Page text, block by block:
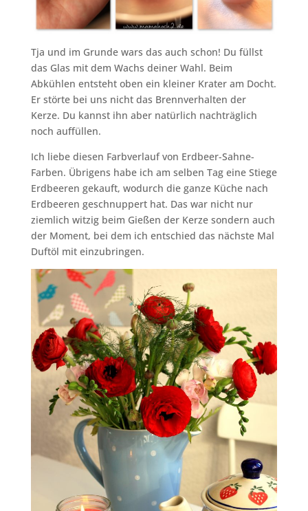
Tja und im Grunde wars das auch schon! Du füllst
das Glas mit dem Wachs deiner Wahl. Beim
Abkühlen entsteht oben ein kleiner Krater am Docht.
Er störte bei uns nicht das Brennverhalten der
Kerze. Du kannst ihn aber natürlich nachträglich
noch auffüllen.
Ich liebe diesen Farbverlauf von Erdbeer-Sahne-
Farben. Übrigens habe ich am selben Tag eine Stiege
Erdbeeren gekauft, wodurch die ganze Küche nach
Erdbeeren geschnuppert hat. Das war nicht nur
ziemlich witzig beim Gießen der Kerze sondern auch
der Moment, bei dem ich entschied das nächste Mal
Duftöl mit einzubringen.